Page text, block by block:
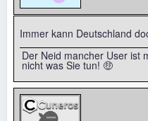
Immer kann Deutschland
Der Neid mancher User ist
nicht was Sie tun! 🤑